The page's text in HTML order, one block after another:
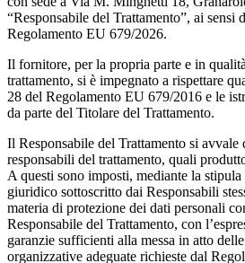
“Responsabile del Trattamento”, ai sensi
Regolamento EU 679/2026.
Il fornitore, per la propria parte e in
trattamento, si è impegnato a rispettare
28 del Regolamento EU 679/2016 e le
da parte del Titolare del Trattamento.
Il Responsabile del Trattamento si
responsabili del trattamento, quali
A questi sono imposti, mediante la
giuridico sottoscritto dai Responsabili
materia di protezione dei dati personali
Responsabile del Trattamento, con
garanzie sufficienti alla messa in atto
organizzative adeguate richieste dal